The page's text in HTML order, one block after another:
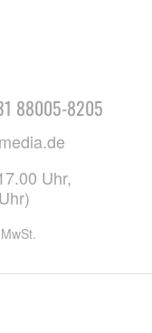
88005-8205
Uhr,